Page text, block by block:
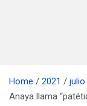
Home 2021
julio
Anaya llama